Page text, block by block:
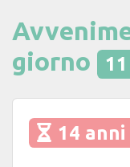
giorno
11
14 anni